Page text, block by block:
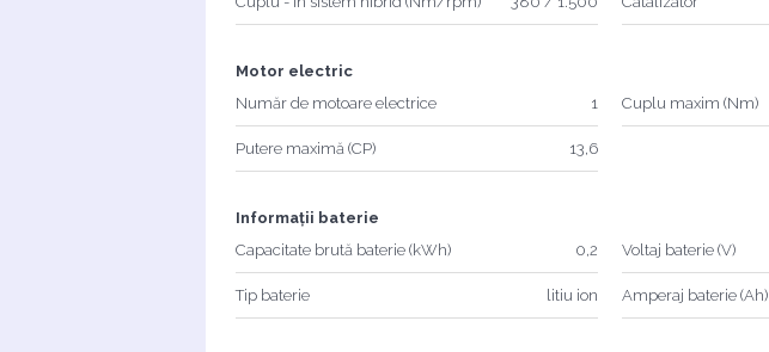
Motor electric
Număr de motoare electrice
1
Putere maximă (CP) 13,6
Cuplu maxim (Nm)
Informații baterie
Capacitate brută baterie (kWh)
0,2
Tip baterie litiu ion
Voltaj baterie (V)
Amperaj baterie (Ah)